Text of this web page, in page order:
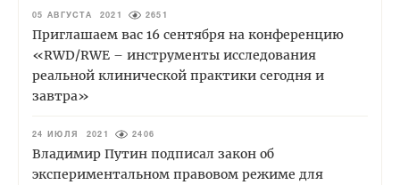
05 АВГУСТА 2021 2651
Приглашаем вас 16 сентября на конференцию
«RWD/RWE – инструменты исследования
реальной клинической практики сегодня и
завтра»
24 ИЮЛЯ 2021 2406
Владимир Путин подписал закон об
экспериментальном правовом режиме для